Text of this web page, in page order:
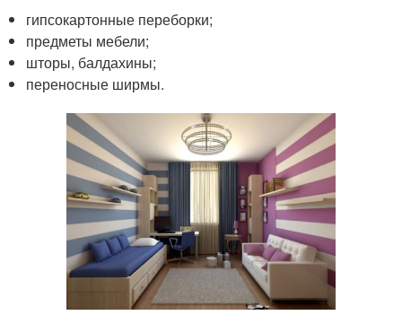
гипсокартонные переборки;
предметы мебели;
шторы, балдахины;
переносные ширмы.